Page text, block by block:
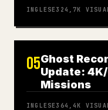
INGLESE324,7K
05Ghost
Update:
Missions
INGLESE364,4K